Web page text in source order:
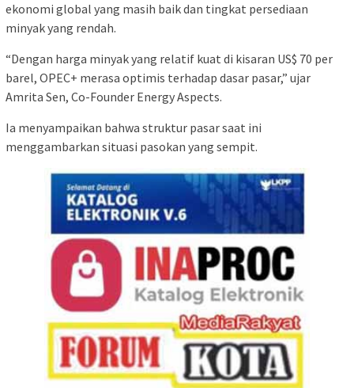
ekonomi global yang masih baik dan tingkat persediaan
minyak yang rendah.
“Dengan harga minyak yang relatif kuat di kisaran US$ 70 per
barel, OPEC+ merasa optimis terhadap dasar pasar,” ujar
Amrita Sen, Co-Founder Energy Aspects.
Ia menyampaikan bahwa struktur pasar saat ini
menggambarkan situasi pasokan yang sempit.